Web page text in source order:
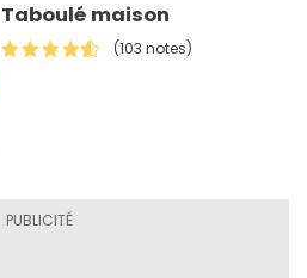
Taboulé maison
(103 notes)